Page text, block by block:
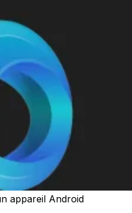
appareil Android